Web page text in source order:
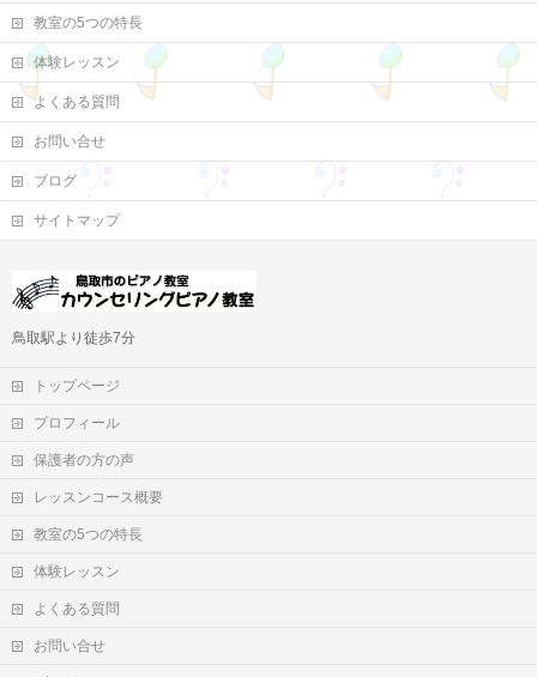
教室の5つの特長
体験レッスン
よくある質問
お問い合せ
ブログ
サイトマップ
鳥取駅より徒歩7分
トップページ
プロフィール
保護者の方の声
レッスンコース概要
教室の5つの特長
体験レッスン
よくある質問
お問い合せ